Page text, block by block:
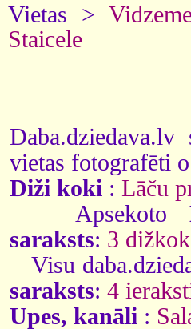
Vietas >
Staicele
vietas fotografēti
Diži koki : Lāču
Apsekoto
saraksts: 3
Visu
saraksts: 4
Upes, kanāli :